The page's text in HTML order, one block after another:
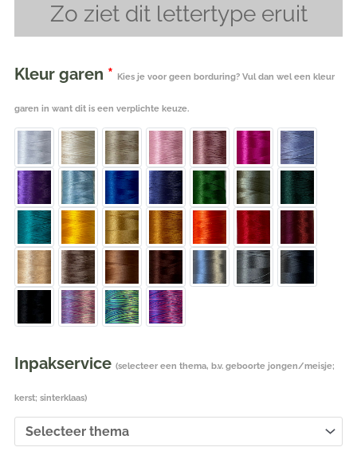
Zo ziet dit lettertype eruit
Kleur garen * Kies je voor geen borduring? Vul dan wel een kleur
garen in want dit is een verplichte keuze.
Inpakservice (selecteer een thema, b.v. geboorte jongen/meisje;
kerst; sinterklaas)